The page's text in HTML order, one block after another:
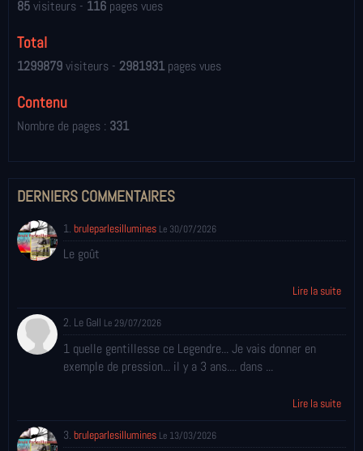
85visiteurs - 116 pages vues
Total
1299879visiteurs - 2981931pages vues
Contenu
Nombre de pages : 331
DERNIERS COMMENTAIRES
1. bruleparlesillumines Le 30/07/2026
Le goût
Lire la suite
2. Le Gall Le 29/07/2026
1 quelle gentillesse ce Legendre... Je vais donner en
exemple de pression... il y a 3 ans.... dans ...
Lire la suite
3. bruleparlesillumines Le 13/03/2026